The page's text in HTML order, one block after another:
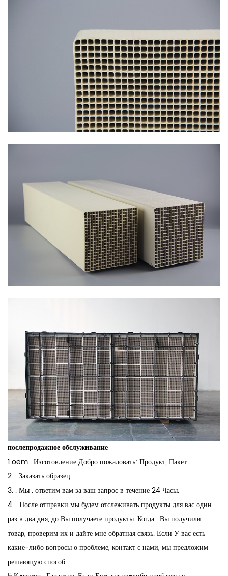
послепродажное обслуживание
1.oem . Изготовление Добро пожаловать: Продукт, Пакет ...
2. . Заказать образец
3. . Мы . ответим вам за ваш запрос в течение 24 Часы.
4. . После отправки мы будем отслеживать продукты для вас один
раз в два дня, до Вы получаете продукты. Когда . Вы получили
товар, проверим их и дайте мне обратная связь. Если У вас есть
какие-либо вопросы о проблеме, контакт с нами, мы предложим
решающую способ